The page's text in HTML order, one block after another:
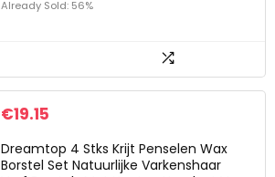
Already Sold: 56%
€19.15
Dreamtop 4 Stks Krijt Penselen Wax
Borstel Set Natuurlijke Varkenshaar